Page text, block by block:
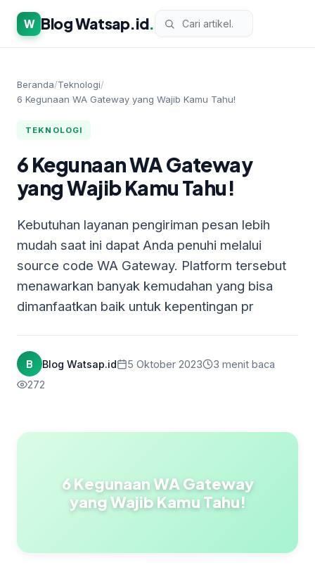
W Blog Watsap.id.
Beranda/Teknologi/
6 Kegunaan WA Gateway yang Wajib Kamu Tahu!
TEKNOLOGI
6 Kegunaan WA Gateway
yang Wajib Kamu Tahu!
Kebutuhan layanan pengiriman pesan lebih
mudah saat ini dapat Anda penuhi melalui
source code WA Gateway. Platform tersebut
menawarkan banyak kemudahan yang bisa
dimanfaatkan baik untuk kepentingan pr
B Blog Watsap.id 5 Oktober 2023
3 menit baca
272
6 Kegunaan WA Gateway
yang Wajib Kamu Tahu!